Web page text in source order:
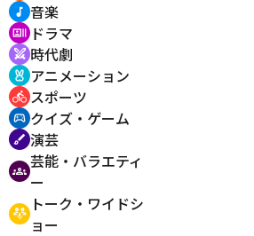
music_note 音楽
recent_actors ドラマ
swords 時代劇
cruelty_free アニメーション
directions_bike スポーツ
sports_esports クイズ・ゲーム
brush 演芸
groups 芸能・バラエティ
ー
adaptive_audio_mic トーク・ワイドシ
ョー